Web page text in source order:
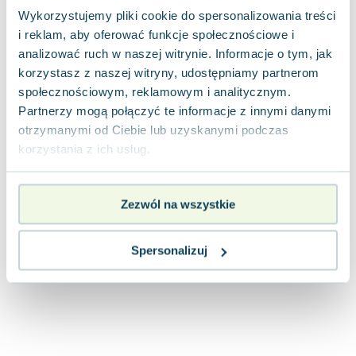
Wykorzystujemy pliki cookie do spersonalizowania treści
i reklam, aby oferować funkcje społecznościowe i
analizować ruch w naszej witrynie. Informacje o tym, jak
korzystasz z naszej witryny, udostępniamy partnerom
społecznościowym, reklamowym i analitycznym.
Partnerzy mogą połączyć te informacje z innymi danymi
otrzymanymi od Ciebie lub uzyskanymi podczas
korzystania z ich usług.
Zezwól na wszystkie
Spersonalizuj
Ajahn Brahm
Lucinda Riley
Jacek Walkiewicz